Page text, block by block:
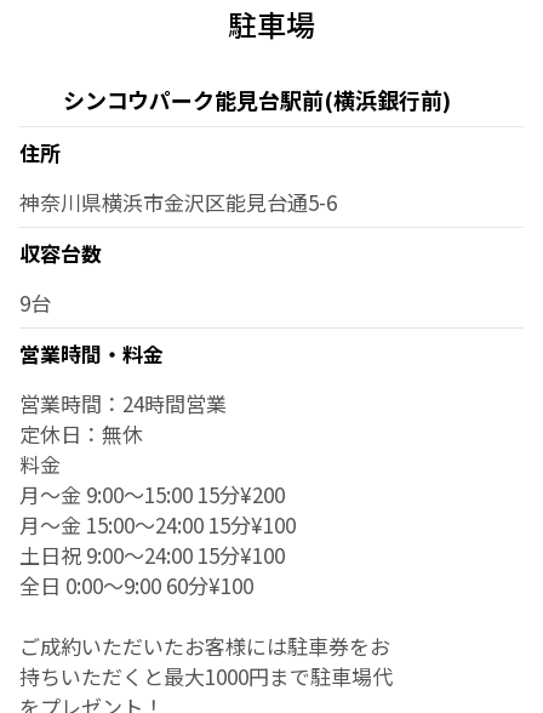
駐車場
シンコウパーク能見台駅前(横浜銀行前)
住所
神奈川県横浜市金沢区能見台通5-6
収容台数
9台
営業時間・料金
営業時間：24時間営業
定休日：無休
料金
月～金 9:00～15:00 15分¥200
月～金 15:00～24:00 15分¥100
土日祝 9:00～24:00 15分¥100
全日 0:00～9:00 60分¥100
ご成約いただいたお客様には駐車券をお
持ちいただくと最大1000円まで駐車場代
をプレゼント！